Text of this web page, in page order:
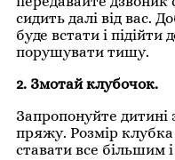
сидить далі від вас.
буде встати і підійти
порушувати тишу.
2. Змотай клубочок.
Запропонуйте
пряжу. Розмір
ставати все більшим